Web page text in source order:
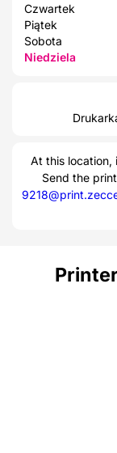
Czwartek
Piątek
Sobota
Niedziela
At this location,
Send the